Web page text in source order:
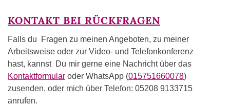
KONTAKT BEI RÜCKFRAGEN
Falls du Fragen zu meinen Angeboten, zu meiner
Arbeitsweise oder zur Video- und Telefonkonferenz
hast, kannst Du mir gerne eine Nachricht über das
Kontaktformular oder WhatsApp (015751660078)
zusenden, oder mich über Telefon: 05208 9133715
anrufen.